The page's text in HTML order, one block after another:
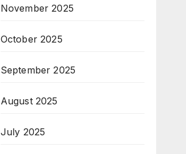
November 2025
October 2025
September 2025
August 2025
July 2025